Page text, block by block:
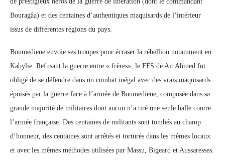
Bouragâa) et des centaines d’authentiques maquisards de l’intérieur
issus de différentes régions du pays.
Boumediene envoie ses troupes pour écraser la rébellion notamment en
Kabylie. Refusant la guerre entre « frères», le FFS de Ait Ahmed fut
obligé de se défendre dans un combat inégal avec des vrais maquisards
épuisés par la guerre face à l’armée de Boumediene, composée dans sa
grande majorité de militaires dont aucun n’a tiré une seule balle contre
l’armée française. Des centaines de militants sont tombés au champ
d’honneur, des centaines sont arrêtés et torturés dans les mêmes locaux
et avec les mêmes méthodes utilisées par Massu, Bigeard et Aussaresses.